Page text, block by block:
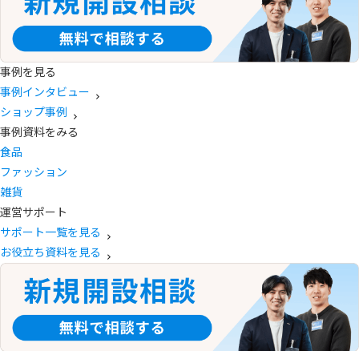
事例を見る
事例インタビュー
ショップ事例
事例資料をみる
食品
ファッション
雑貨
運営サポート
サポート一覧を見る
お役立ち資料を見る